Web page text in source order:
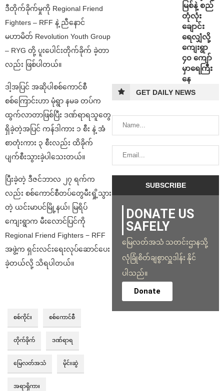
ဒီတိုက်ခိုက်မှုကို Regional Friend
Fighters – RFF နဲ့ ညီနောင်
မဟာမိတ် Revolution Youth Group
– RYG တို့ ပူးပေါင်းတိုက်ခိုက် ခဲ့တာ
လည်း ဖြစ်ပါတယ်။
ဒါ့အပြင် အဆိုပါစစ်ကောင်စီ
စစ်ကြောင်းဟာ မုံရွာ နမခ တပ်က
ထွက်လာတာဖြစ်ပြီး ဒဏ်ရာရသူတွေ
ရှိခဲ့တဲ့အပြင် ကန်ဒါကား ၁ စီး နဲ့ အံ
စာတုံးကား ၃ စီးလည်း ထိခိုက်
ပျက်စီးသွားခဲ့ပါသေးတယ်။
ပြီးခဲ့တဲ့ ဒီဇင်ဘာလ ၂၇ ရက်က
လည်း စစ်ကောင်စီတပ်တွေမီးရှို့သွား
တဲ့ ယင်းမာပင်မြို့နယ်၊ မြရိပ်
ကျေးရွာက မီးလောင်ပြင်ကို
Regional Friend Fighters − RFF
အဖွဲ့က ရှင်းလင်းရေးလုပ်ဆောင်ပေး
ခဲ့တယ်လို့ သိရပါတယ်။
စစ်ကိုင်း စစ်ကောင်စီ
တိုက်ခိုက် ဒဏ်ရာရ
မြေလတ်အသံ မိုင်းဆွဲ
အရာရှိကား
မြစ်နဲ့ စည်
တုံလုံး
ချောင်း
ရေလျှံလို့
ကျေးရွာ
၄၀ ကျော်
မှာရေကြီး
နေ
GET DAILY NEWS
DONATE US
SAFELY
မြေလတ်အသံ သတင်းဌာနသို့
လုံခြုံစိတ်ချစွာလှူဒါန်း နိုင်
ပါသည်။
Donate